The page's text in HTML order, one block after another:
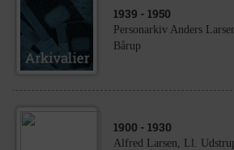
1939 - 1950
Personarkiv Anders
Bårup
1900 - 1930
Alfred Larsen, Ll.